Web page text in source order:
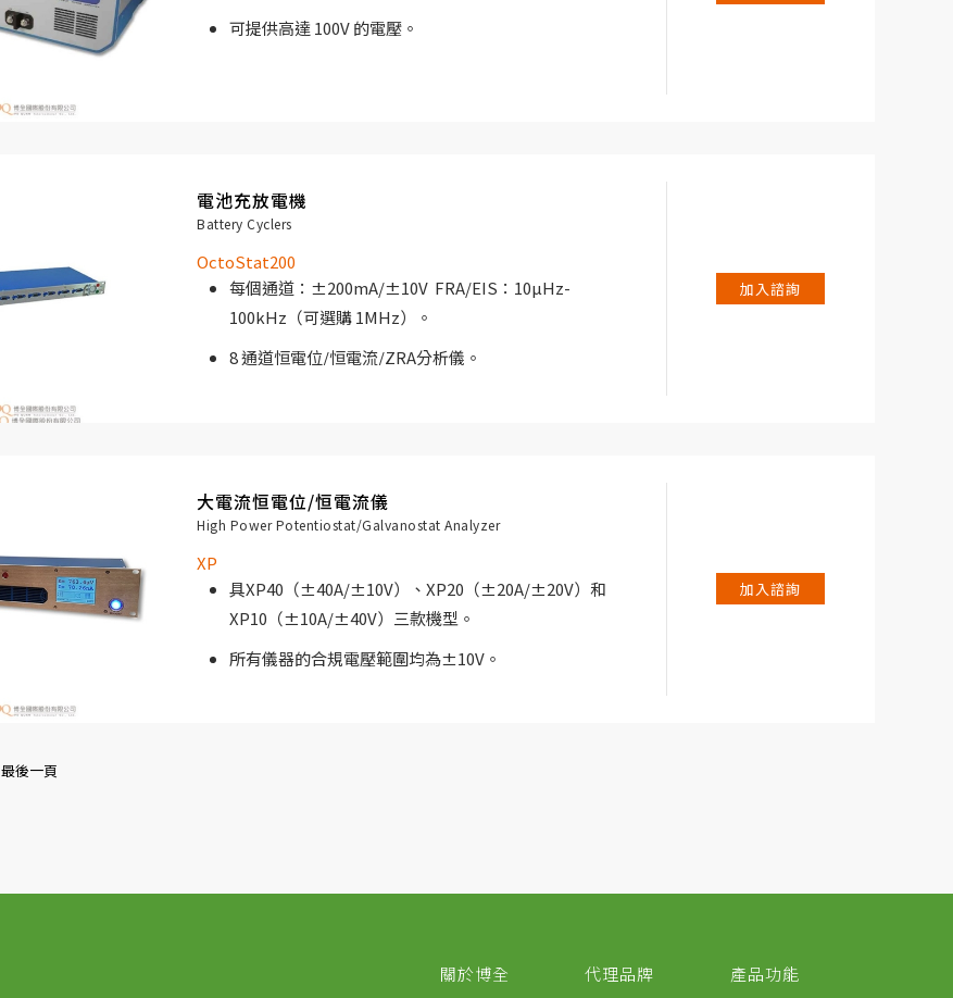
可提供高達 100V 的電壓。
電池充放電機
Battery Cyclers
OctoStat200
每個通道：±200mA/±10V FRA/EIS：10µHz-
100kHz（可選購 1MHz）。
8 通道恒電位/恒電流/ZRA分析儀。
該儀器專為多電池長時間並行測量的應用而設計，例如電池/
燃料電池測試、電極開發、生物技術和腐蝕。
加入諮詢
大電流恒電位/恒電流儀
High Power Potentiostat/Galvanostat Analyzer
XP
具XP40（±40A/±10V）、XP20（±20A/±20V）和
XP10（±10A/±40V）三款機型。
所有儀器的合規電壓範圍均為±10V。
加入諮詢
最後一頁
關於博全 代理品牌 產品功能